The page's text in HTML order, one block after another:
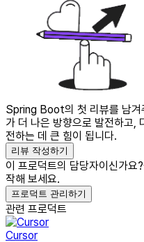
Spring Boot의 첫 리뷰를 남겨
가 더 나은 방향으로 발전하고,
전하는 데 큰 힘이 됩니다.
리뷰 작성하기
이 프로덕트의 담당자이신가요?
작해 보세요.
프로덕트 관리하기
관련 프로덕트
Cursor